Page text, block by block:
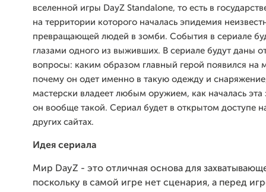
вселенной игры DayZ Standalone, то есть в
на территории которого началась эпидемия
превращающей людей в зомби. События в сериале
глазами одного из выживших. В сериале будут даны
вопросы: каким образом главный герой появился на
почему он одет именно в такую одежду и
мастерски владеет любым оружием, как началась эта
он вообще такой. Сериал будет в открытом доступе
других сайтах.
Идея сериала
Мир DayZ - это отличная основа для
поскольку в самой игре нет сценария, а перед